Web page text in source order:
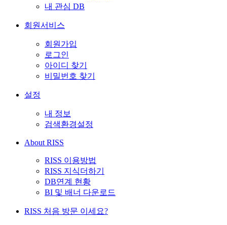
내 관심 DB
회원서비스
회원가입
로그인
아이디 찾기
비밀번호 찾기
설정
내 정보
검색환경설정
About RISS
RISS 이용방법
RISS 지식더하기
DB연계 현황
BI 및 배너 다운로드
RISS 처음 방문 이세요?